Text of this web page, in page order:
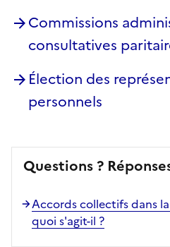
Commissions
consultatives
Élection des
personnels
Questions ?
Accords collectifs dans
quoi s'agit-il ?